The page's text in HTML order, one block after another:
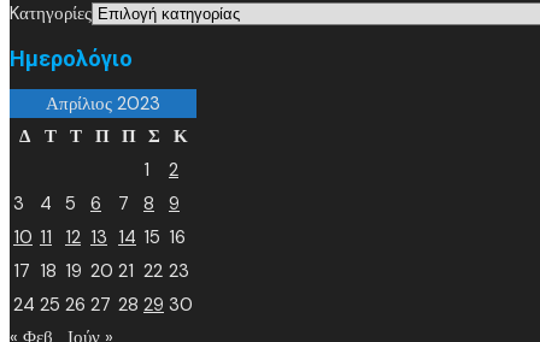
Kατηγορίες
Ημερολόγιο
Απρίλιος 2023
Δ
Τ Τ Π Π Σ Κ
1
2
3
4 5 6 7 8
9
10 11 12 13 14 15 16
17 18 19 20 21 22 23
24 25 26 27 28 29 30
« Φεβ
Ιούν »